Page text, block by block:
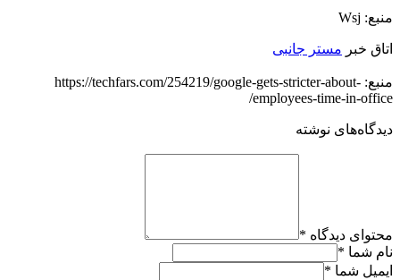
منبع: Wsj
اتاق خبر مستر جانبی
منبع: https://techfars.com/254219/google-gets-stricter-about-
employees-time-in-office/
دیدگاه‌های نوشته
محتوای دیدگاه *
نام شما *
ایمیل شما *